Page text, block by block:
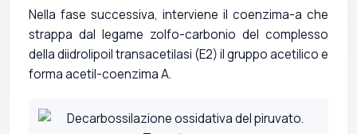
Nella fase successiva, interviene il coenzima-a che
strappa dal legame zolfo-carbonio del complesso
della diidrolipoil transacetilasi (E2) il gruppo acetilico e
forma acetil-coenzima A.